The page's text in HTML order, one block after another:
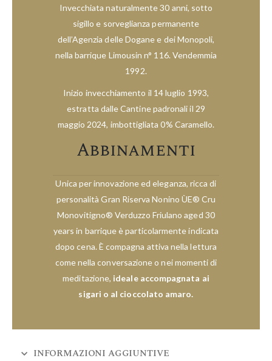
Invecchiata naturalmente 30 anni, sotto
sigillo e sorveglianza permanente
dell’Agenzia delle Dogane e dei Monopoli,
nella barrique Limousin n° 116. Vendemmia
1992.
Inizio invecchiamento il 14 luglio 1993,
estratta dalle Cantine padronali il 29
maggio 2024, imbottigliata 0% Caramello.
Abbinamenti
Unica per innovazione ed eleganza, ricca di
personalità Gran Riserva Nonino ÙE® Cru
Monovitigno® Verduzzo Friulano aged 30
years in barrique è particolarmente indicata
dopo cena. È compagna attiva nella lettura
come nella conversazione o nei momenti di
meditazione, ideale accompagnata ai
sigari o al cioccolato amaro.
INFORMAZIONI AGGIUNTIVE